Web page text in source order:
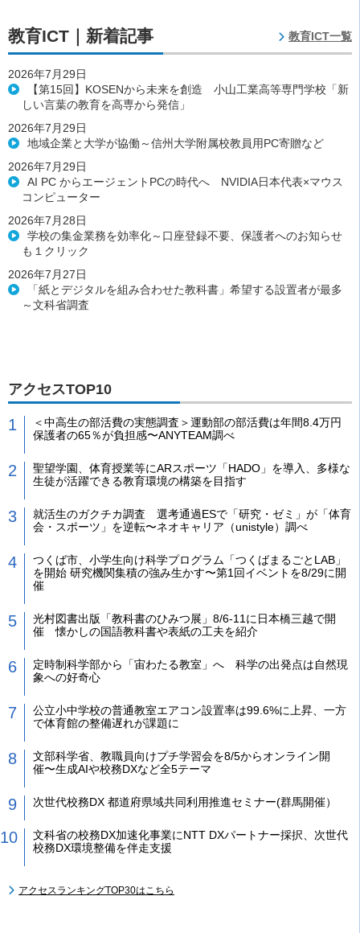
教育ICT｜新着記事 教育ICT一覧
2026年7月29日
【第15回】KOSENから未来を創造 小山工業高等専門学校「新
しい言葉の教育を高専から発信」
2026年7月29日
地域企業と大学が協働～信州大学附属校教員用PC寄贈など
2026年7月29日
AI PC からエージェントPCの時代へ NVIDIA日本代表×マウス
コンピューター
2026年7月28日
学校の集金業務を効率化～口座登録不要、保護者へのお知らせ
も１クリック
2026年7月27日
「紙とデジタルを組み合わせた教科書」希望する設置者が最多
～文科省調査
アクセスTOP10
＜中高生の部活費の実態調査＞運動部の部活費は年間8.4万円
保護者の65％が負担感〜ANYTEAM調べ
聖望学園、体育授業等にARスポーツ「HADO」を導入、多様な
生徒が活躍できる教育環境の構築を目指す
就活生のガクチカ調査 選考通過ESで「研究・ゼミ」が「体育
会・スポーツ」を逆転〜ネオキャリア（unistyle）調べ
つくば市、小学生向け科学プログラム「つくばまるごとLAB」
を開始 研究機関集積の強み生かす〜第1回イベントを8/29に開
催
光村図書出版「教科書のひみつ展」8/6-11に日本橋三越で開
催 懐かしの国語教科書や表紙の工夫を紹介
定時制科学部から「宙わたる教室」へ 科学の出発点は自然現
象への好奇心
公立小中学校の普通教室エアコン設置率は99.6%に上昇、一方
で体育館の整備遅れが課題に
文部科学省、教職員向けプチ学習会を8/5からオンライン開
催〜生成AIや校務DXなど全5テーマ
次世代校務DX 都道府県域共同利用推進セミナー(群馬開催）
文科省の校務DX加速化事業にNTT DXパートナー採択、次世代
校務DX環境整備を伴走支援
アクセスランキングTOP30はこちら